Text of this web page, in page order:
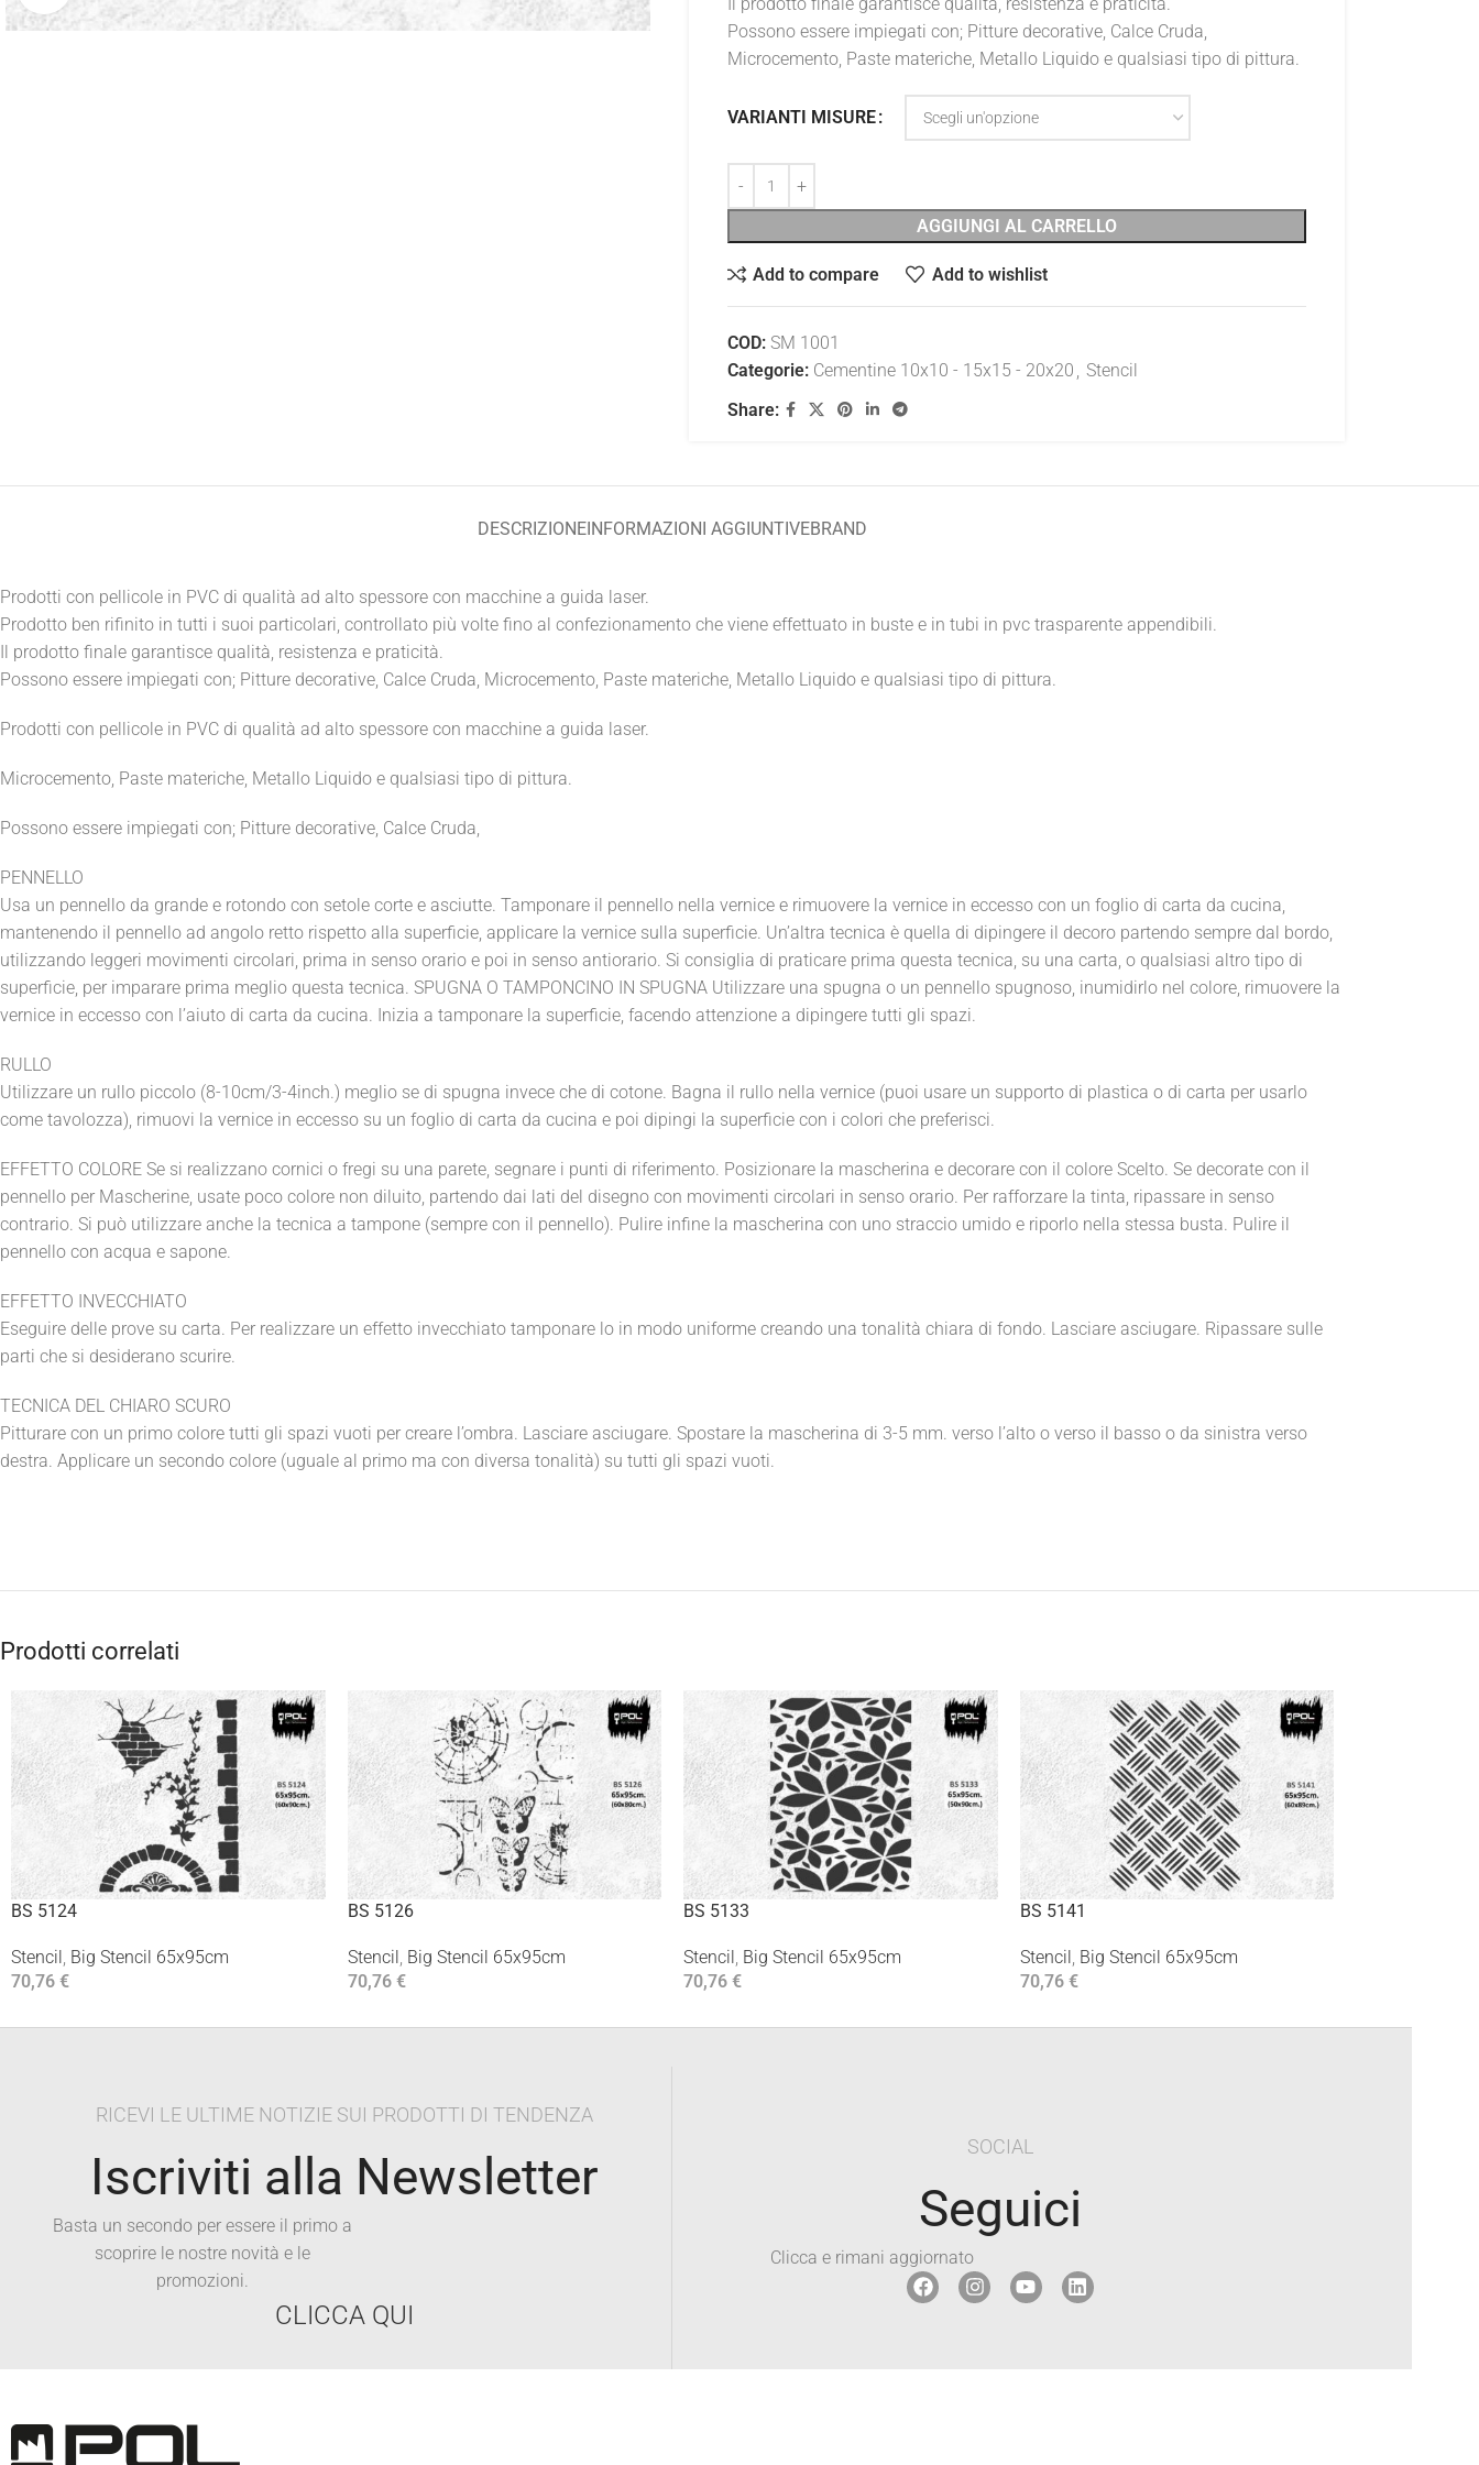
Possono essere impiegati con; Pitture decorative, Calce Cruda,
Microcemento, Paste materiche, Metallo Liquido e qualsiasi tipo di pittura.
VARIANTI MISURE
AGGIUNGI AL CARRELLO
Add to compare Add to wishlist
COD: SM 1001
Categorie: Cementine 10x10 - 15x15 - 20x20 , Stencil
Share:
DESCRIZIONEINFORMAZIONI AGGIUNTIVEBRAND
Prodotti con pellicole in PVC di qualità ad alto spessore con macchine a guida laser.
Prodotto ben rifinito in tutti i suoi particolari, controllato più volte fino al confezionamento che viene effettuato in buste e in tubi in pvc trasparente appendibili.
Il prodotto finale garantisce qualità, resistenza e praticità.
Possono essere impiegati con; Pitture decorative, Calce Cruda, Microcemento, Paste materiche, Metallo Liquido e qualsiasi tipo di pittura.
Prodotti con pellicole in PVC di qualità ad alto spessore con macchine a guida laser.
Microcemento, Paste materiche, Metallo Liquido e qualsiasi tipo di pittura.
Possono essere impiegati con; Pitture decorative, Calce Cruda,
PENNELLO
Usa un pennello da grande e rotondo con setole corte e asciutte. Tamponare il pennello nella vernice e rimuovere la vernice in eccesso con un foglio di carta da cucina,
mantenendo il pennello ad angolo retto rispetto alla superficie, applicare la vernice sulla superficie. Un’altra tecnica è quella di dipingere il decoro partendo sempre dal bordo,
utilizzando leggeri movimenti circolari, prima in senso orario e poi in senso antiorario. Si consiglia di praticare prima questa tecnica, su una carta, o qualsiasi altro tipo di
superficie, per imparare prima meglio questa tecnica. SPUGNA O TAMPONCINO IN SPUGNA Utilizzare una spugna o un pennello spugnoso, inumidirlo nel colore, rimuovere la
vernice in eccesso con l’aiuto di carta da cucina. Inizia a tamponare la superficie, facendo attenzione a dipingere tutti gli spazi.
RULLO
Utilizzare un rullo piccolo (8-10cm/3-4inch.) meglio se di spugna invece che di cotone. Bagna il rullo nella vernice (puoi usare un supporto di plastica o di carta per usarlo
come tavolozza), rimuovi la vernice in eccesso su un foglio di carta da cucina e poi dipingi la superficie con i colori che preferisci.
EFFETTO COLORE Se si realizzano cornici o fregi su una parete, segnare i punti di riferimento. Posizionare la mascherina e decorare con il colore Scelto. Se decorate con il
pennello per Mascherine, usate poco colore non diluito, partendo dai lati del disegno con movimenti circolari in senso orario. Per rafforzare la tinta, ripassare in senso
contrario. Si può utilizzare anche la tecnica a tampone (sempre con il pennello). Pulire infine la mascherina con uno straccio umido e riporlo nella stessa busta. Pulire il
pennello con acqua e sapone.
EFFETTO INVECCHIATO
Eseguire delle prove su carta. Per realizzare un effetto invecchiato tamponare lo in modo uniforme creando una tonalità chiara di fondo. Lasciare asciugare. Ripassare sulle
parti che si desiderano scurire.
TECNICA DEL CHIARO SCURO
Pitturare con un primo colore tutti gli spazi vuoti per creare l’ombra. Lasciare asciugare. Spostare la mascherina di 3-5 mm. verso l’alto o verso il basso o da sinistra verso
destra. Applicare un secondo colore (uguale al primo ma con diversa tonalità) su tutti gli spazi vuoti.
Prodotti correlati
BS 5124
Stencil, Big Stencil 65x95cm
70,76 €
BS 5126
Stencil, Big Stencil 65x95cm
70,76 €
BS 5133
Stencil, Big Stencil 65x95cm
70,76 €
BS 5141
Stencil, Big Stencil 65x95cm
70,76 €
RICEVI LE ULTIME NOTIZIE SUI PRODOTTI DI TENDENZA
Iscriviti alla Newsletter
Basta un secondo per essere il primo a
scoprire le nostre novità e le
promozioni.
CLICCA QUI
SOCIAL
Seguici
Clicca e rimani aggiornato